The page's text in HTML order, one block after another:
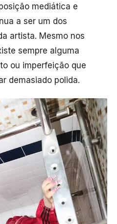
mediática e
a ser um dos
artista. Mesmo nos
sempre alguma
ou imperfeição que
demasiado polida.